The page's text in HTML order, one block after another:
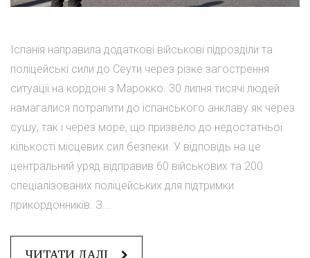
Іспанія направила додаткові військові підрозділи та
поліцейські сили до Сеути через різке загострення
ситуації на кордоні з Марокко. 30 липня тисячі людей
намагалися потрапити до іспанського анклаву як через
сушу, так і через море, що призвело до недостатньої
кількості місцевих сил безпеки. У відповідь на це
центральний уряд відправив 60 військових та 200
спеціалізованих поліцейських для підтримки
прикордонників. З...
ЧИТАТИ ДАЛІ